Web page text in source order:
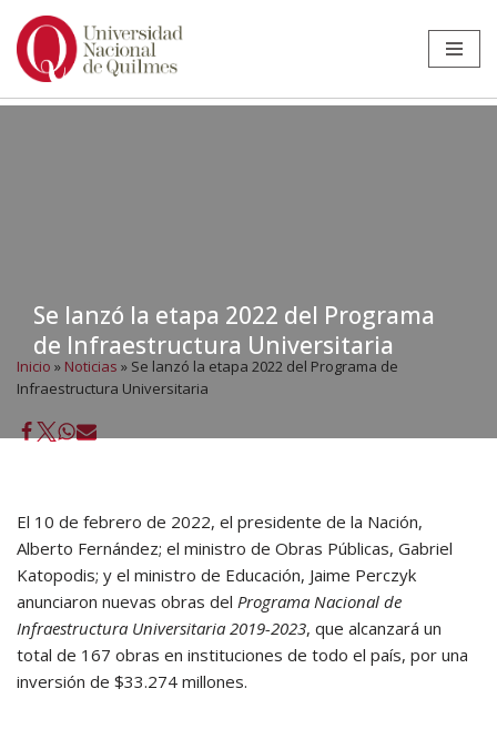
Ir
Se lanzó la etapa 2022 del Programa
de Infraestructura Universitaria
Inicio » Noticias » Se lanzó la etapa 2022 del Programa de
Infraestructura Universitaria
El 10 de febrero de 2022, el presidente de la Nación,
Alberto Fernández; el ministro de Obras Públicas, Gabriel
Katopodis; y el ministro de Educación, Jaime Perczyk
anunciaron nuevas obras del Programa Nacional de
Infraestructura Universitaria 2019-2023, que alcanzará un
total de 167 obras en instituciones de todo el país, por una
inversión de $33.274 millones.